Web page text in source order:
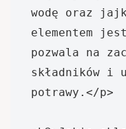
wodę oraz
elementem
pozwala na
składników i
potrawy.</p>